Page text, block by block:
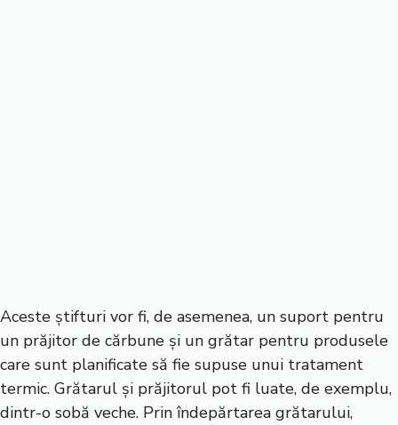
Aceste știfturi vor fi, de asemenea, un suport pentru
un prăjitor de cărbune și un grătar pentru produsele
care sunt planificate să fie supuse unui tratament
termic. Grătarul și prăjitorul pot fi luate, de exemplu,
dintr-o sobă veche. Prin îndepărtarea grătarului,